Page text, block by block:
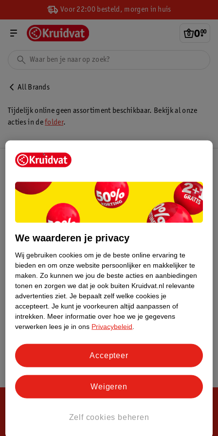
Voor 22:00 besteld, morgen in huis
0.
00
All Brands
Tijdelijk online geen assortiment beschikbaar. Bekijk al onze
acties in defolder.
Kruidvat Club
Over Kruidvat
We waarderen je privacy
Wij gebruiken cookies om je de beste online ervaring te
bieden en om onze website persoonlijker en makkelijker te
maken. Zo kunnen we jou de beste acties en aanbiedingen
tonen en zorgen we dat je ook buiten Kruidvat.nl relevante
advertenties ziet. Je bepaalt zelf welke cookies je
accepteert. Je kunt je voorkeuren altijd aanpassen of
intrekken.
Meer informatie over hoe we je gegevens
verwerken lees je in ons Privacybeleid
Zelf cookies beheren
Weigeren
Accepteer